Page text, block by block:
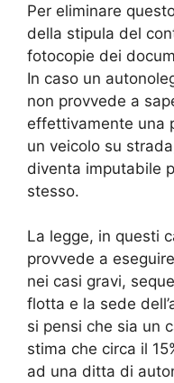
Per eliminare
della stipula del
fotocopie dei
In caso un
non provvede a
effettivamente una
un veicolo su
diventa imputabile
stesso.
La legge, in questi
provvede a
nei casi gravi,
flotta e la sede
si pensi che sia un
stima che circa il
ad una ditta di